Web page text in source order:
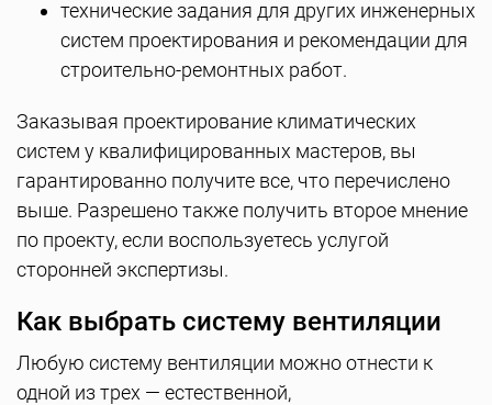
технические задания для других инженерных
систем проектирования и рекомендации для
строительно-ремонтных работ.
Заказывая проектирование климатических
систем у квалифицированных мастеров, вы
гарантированно получите все, что перечислено
выше. Разрешено также получить второе мнение
по проекту, если воспользуетесь услугой
сторонней экспертизы.
Как выбрать систему вентиляции
Любую систему вентиляции можно отнести к
одной из трех — естественной,